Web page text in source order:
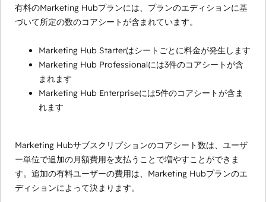
有料のMarketing Hubプランには、プランのエディションに基
づいて所定の数のコアシートが含まれています。
Marketing Hub Starterはシートごとに料金が発生します
Marketing Hub Professionalには3件のコアシートが含
まれます
Marketing Hub Enterpriseには5件のコアシートが含ま
れます
Marketing Hubサブスクリプションのコアシート数は、ユーザ
ー単位で追加の月額費用を支払うことで増やすことができま
す。追加の有料ユーザーの費用は、Marketing Hubプランのエ
ディションによって決まります。